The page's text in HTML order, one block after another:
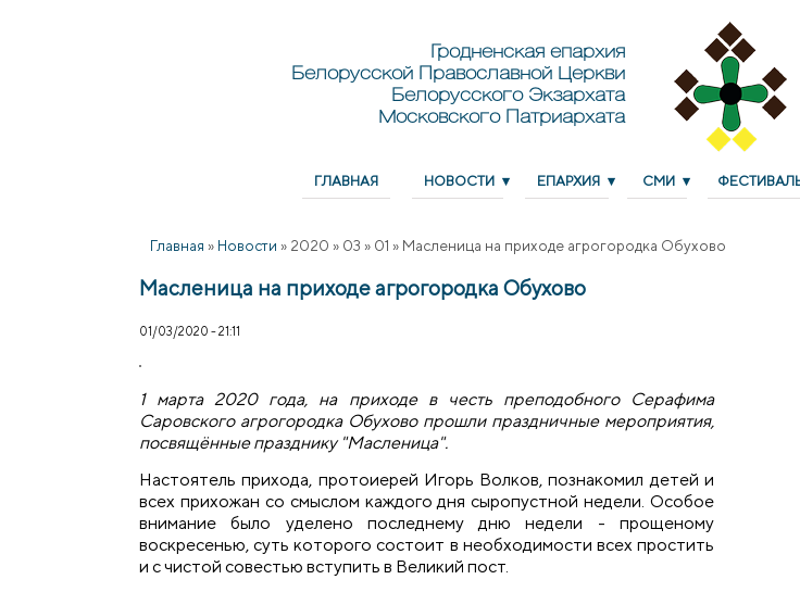
Гродненская епархия
Белорусской Православной Церкви
Белорусского Экзархата
Московского Патриархата
ГЛАВНАЯ НОВОСТИ ЕПАРХИЯ СМИ
Главная » Новости » 2020 » 03 » 01 » Масленица на приходе агрогородка Обухово
Масленица на приходе агрогородка Обухово
01/03/2020 - 21:11
1 марта 2020 года, на приходе в честь преподобного Серафима
Саровского агрогородка Обухово прошли праздничные мероприятия,
посвящённые празднику "Масленица".
Настоятель прихода, протоиерей Игорь Волков, познакомил детей и
всех прихожан со смыслом каждого дня сыропустной недели. Особое
внимание было уделено последнему дню недели - прощеному
воскресенью, суть которого состоит в необходимости всех простить
и с чистой совестью вступить в Великий пост.